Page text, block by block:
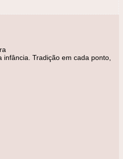
Tradição em cada ponto,